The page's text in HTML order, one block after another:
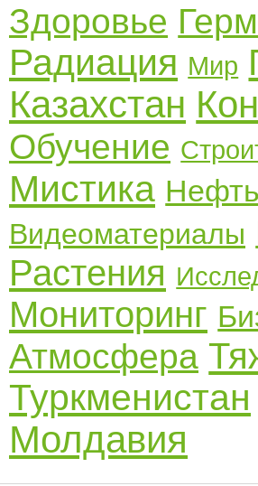
Здоровье
Радиация Мир
Казахстан
Обучение
Мистика Нефть
Видеоматериалы
Растения
Мониторинг
Атмосфера
Туркменистан
Молдавия